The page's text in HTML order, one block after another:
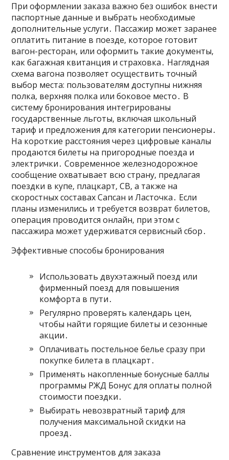
При оформлении заказа важно без ошибок внести
паспортные данные и выбрать необходимые
дополнительные услуги․ Пассажир может заранее
оплатить питание в поезде‚ которое готовит
вагон-ресторан‚ или оформить такие документы‚
как багажная квитанция и страховка․ Наглядная
схема вагона позволяет осуществить точный
выбор места: пользователям доступны нижняя
полка‚ верхняя полка или боковое место․ В
систему бронирования интегрированы
государственные льготы‚ включая школьный
тариф и предложения для категории пенсионеры․
На короткие расстояния через цифровые каналы
продаются билеты на пригородные поезда и
электрички․ Современное железнодорожное
сообщение охватывает всю страну‚ предлагая
поездки в купе‚ плацкарт‚ СВ‚ а также на
скоростных составах Сапсан и Ласточка․ Если
планы изменились и требуется возврат билетов‚
операция проводится онлайн‚ при этом с
пассажира может удерживатся сервисный сбор․
Эффективные способы бронирования
Использовать двухэтажный поезд или
фирменный поезд для повышения
комфорта в пути․
Регулярно проверять календарь цен‚
чтобы найти горящие билеты и сезонные
акции․
Оплачивать постельное белье сразу при
покупке билета в плацкарт․
Применять накопленные бонусные баллы
программы РЖД Бонус для оплаты полной
стоимости поездки․
Выбирать невозвратный тариф для
получения максимальной скидки на
проезд․
Сравнение инструментов для заказа